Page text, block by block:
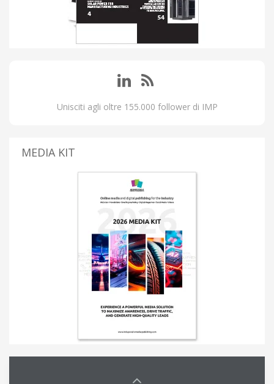
Unisciti agli oltre 155.000 follower di IMP
MEDIA KIT